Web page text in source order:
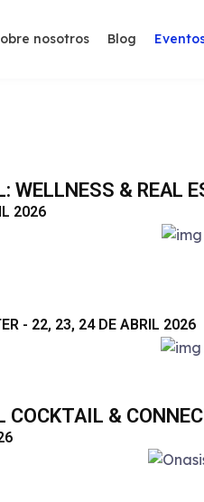
nosotros Blog
WELLNESS & REAL
2026​
- 22, 23, 24 DE ABRIL 2026​
COCKTAIL &